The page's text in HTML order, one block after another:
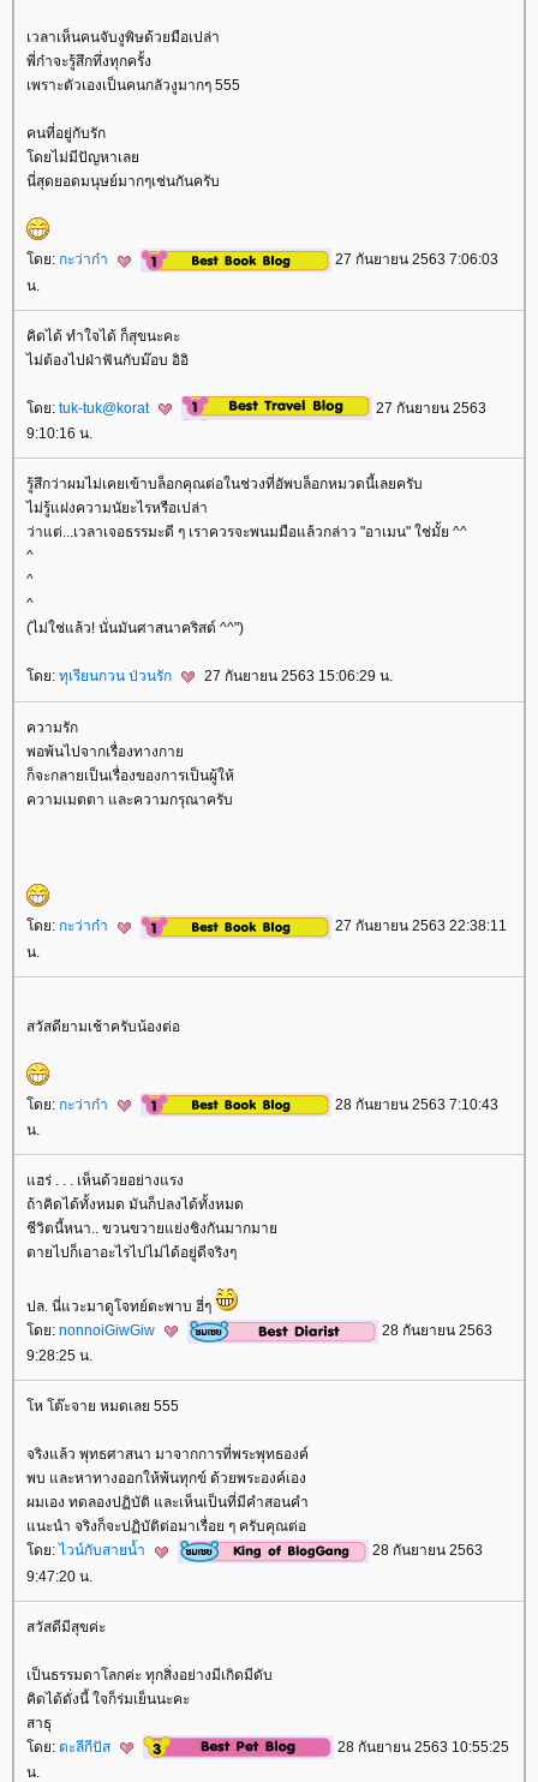
เวลาเห็นคนจับงูพิษด้วยมือเปล่า
พี่ก๋าจะรู้สึกทึ่งทุกครั้ง
เพราะตัวเองเป็นคนกลัวงูมากๆ 555
คนที่อยู่กับรัก
ดยไม่มีปัญหาเล
นี่สุดยอดมนุษย์มากๆเช่นกันครับ
ดย: กะว่าก๋า
27 กันยายน 2563 7:06:03
น.
คิดได้ ทำใจได้ ก็สุขนะคะ
ไม่ต้องไปฝ่าฟันกับม๊อบ อิอิ
ดย: tuk-tuk@korat
27 กันยายน 2563
9:10:16 น.
รู้สึกว่าผมไม่เคยเข้าบล็อกคุณต่อในช่วงที่อัพบล็อกหมวดนี้เลยครับ
ไม่รู้แฝงความนัยะไรหรือเปล่า
ว่าแต่...เวลาเจอธรรมะดี ๆ เราควรจะพนมมือแล้วกล่าว "อาเมน" ใช่มั้ย ^^
^
^
^
(ไม่ใช่แล้ว! นั่นมันศาสนาคริสต์ ^^")
ดย: ทุเรียนกวน ป่วนรัก 27 กันยายน 2563 15:06:29 น.
ความรัก
พอพ้นไปจากเรื่องทางกา
ก็จะกลายเป็นเรื่องของการเป็นผู้ให้
ความเมตตา และความกรุณาครับ
ดย: กะว่าก๋า
27 กันยายน 2563 22:38:11
น.
สวัสดียามเช้าครับน้องต่อ
ดย: กะว่าก๋า
28 กันยายน 2563 7:10:43
น.
ฮร่ . . . เห็นด้วยอย่างแรง
ถ้าคิดได้ทั้งหมด มันก็ปลงได้ทั้งหมด
ชีวิตนี้หนา.. ขวนขวายแย่งชิงกันมากมา
ตายไปก็เอาอะไรไปไม่ได้อยู่ดีจริงๆ
ปล. นี่แวะมาดูโจทย์ตะพาบ ฮี่ๆ
ดย: nonnoiGiwGiw
28 กันยายน 2563
9:28:25 น.
ห โต๊ะจาย หมดเลย 555
จริงแล้ว พุทธศาสนา มาจากการที่พระพุทธองค์
พบ และหาทางออกให้พ้นทุกข์ ด้วยพระองค์เอง
ผมเอง ทดลองปฏิบัติ และเห็นเป็นที่มีคำสอนคำ
นะนำ จริงก็จะปฏิบัติต่อมาเรื่อย ๆ ครับคุณต่อ
ดย: ไวน์กับสายน้ำ
28 กันยายน 2563
9:47:20 น.
สวัสดีมีสุขค่ะ
เป็นธรรมดาโลกค่ะ ทุกสิ่งอย่างมีเกิดมีดับ
คิดได้ดั่งนี้ ใจก็ร่มเย็นนะคะ
สาธุ
ดย: ตะลีกีปัส
28 กันยายน 2563 10:55:25
น.